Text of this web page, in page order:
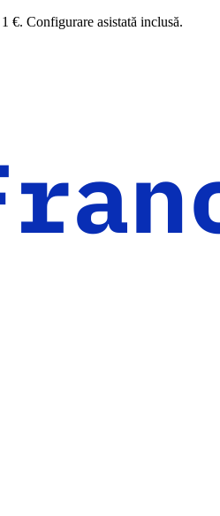
Configurare asistată inclusă.